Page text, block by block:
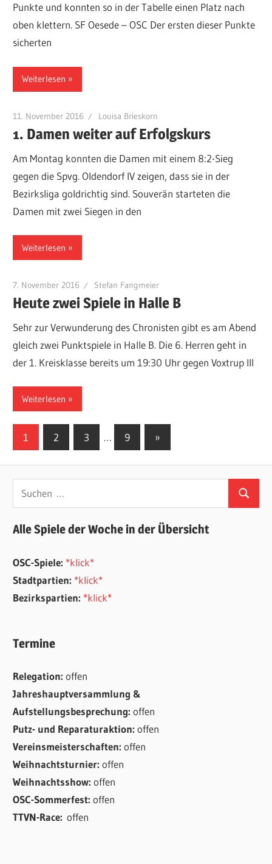
Punkte und konnten so in der Tabelle einen Platz nach
oben klettern. SF Oesede – OSC Der ersten dieser Punkte
sicherten
Weiterlesen
11. November 2016 Louisa Brieskorn
1. Damen weiter auf Erfolgskurs
Am Montag konnten die Damen mit einem 8:2-Sieg
gegen die Spvg. Oldendorf IV zeigen, dass sie in der
Bezirksliga goldrichtig sind. Souverän starteten die
Damen mit zwei Siegen in den
Weiterlesen
7. November 2016 Stefan Fangmeier
Heute zwei Spiele in Halle B
Sehr zur Verwunderung des Chronisten gibt es am Abend
gleich zwei Punktspiele in Halle B. Die 6. Herren geht in
der 1. Kreisklasse bereits um 19:30 Uhr gegen Voxtrup III
Weiterlesen
Seitennummerierung
Beiträge
1 2 3 … 9
Nächste
Beiträge
»
Suchen
nach:
Suchen
Alle Spiele der Woche in der Übersicht
OSC-Spiele: *klick*
Stadtpartien: *klick*
Bezirkspartien: *klick*
Termine
Relegation:offen
Jahreshauptversammlung &
Aufstellungsbesprechung:offen
Putz- und Reparaturaktion:offen
Vereinsmeisterschaften:offen
Weihnachtsturnier:offen
Weihnachtsshow:offen
OSC-Sommerfest:offen
TTVN-Race:offen